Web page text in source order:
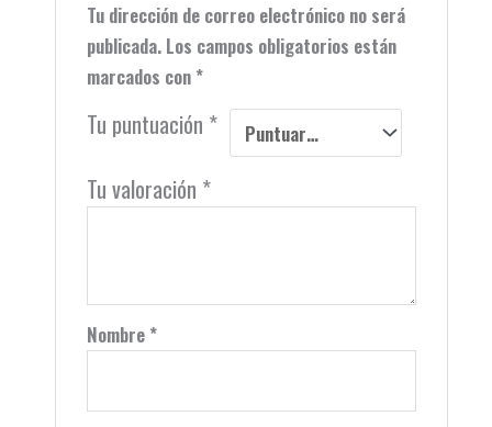
Tu dirección de correo electrónico no será
publicada. Los campos obligatorios están
marcados con *
Tu puntuación *
Tu valoración *
Nombre *